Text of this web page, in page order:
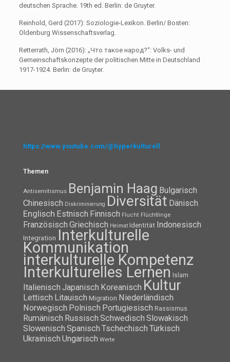
deutschen Sprache. 19th ed. Berlin: de Gruyter.
Reinhold, Gerd (2017): Soziologie-Lexikon. Berlin/ Bosten:
Oldenburg Wissenschaftsverlag.
Retterrath, Jörn (2016): „Что такое народ?“: Volks- und
Gemeinschaftskonzepte der politischen Mitte in Deutschland
1917-1924. Berlin: de Gruyter.
https://www.youtube.com/@hyperkulturell
Themen
Antisemitismus Benjamin Haag Bulgarisch
Chinesisch Diskriminierung Diversität Dänisch
Englisch Estnisch Finnisch Flucht Flüchtlinge
Französisch Griechisch Heimat Identität Indonesisch
Integration Interkulturelle
Kommunikation
interkulturelle Kompetenz
Interkulturelles Lernen Islam
Italienisch Japanisch Koreanisch Kultur
Lettisch Litauisch Migration Niederländisch
Norwegisch Polnisch Portugiesisch Rassismus
Rumänisch Russisch Schwedisch Slowakisch
Slowenisch Spanisch Tschechisch Türkisch
Ukrainisch Ungarisch Werte